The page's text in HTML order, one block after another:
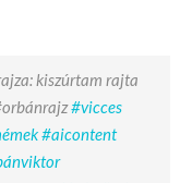
kiszúrtam rajta
#vicces
#aicontent